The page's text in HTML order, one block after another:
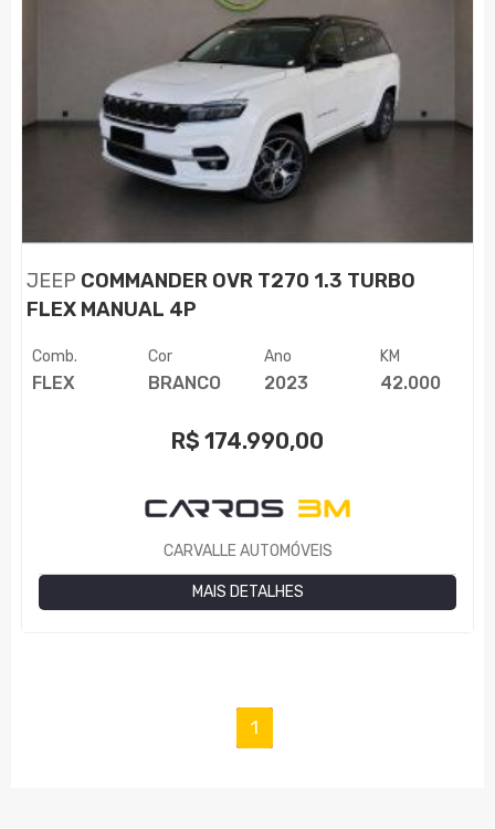
JEEP COMMANDER OVR T270 1.3 TURBO
FLEX MANUAL 4P
Comb.
FLEX
Cor
BRANCO
Ano
2023
KM
42.000
R$ 174.990,00
CARVALLE AUTOMÓVEIS
MAIS DETALHES
1(current)